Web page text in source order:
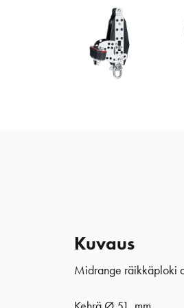
Kuvaus
Midrange räikkäploki